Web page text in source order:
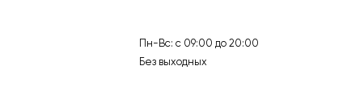
Пн-Вс: с 09:00 до 20:00
Без выходных